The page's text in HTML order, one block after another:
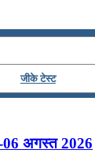
जीके टेस्ट
अगस्त 2026